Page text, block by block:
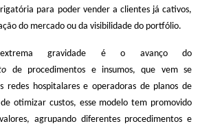
para poder vender a clientes já cativos,
do mercado ou da visibilidade do portfólio.
gravidade é o avanço do
de procedimentos e insumos, que vem se
redes hospitalares e operadoras de planos de
otimizar custos, esse modelo tem promovido
agrupando diferentes procedimentos e